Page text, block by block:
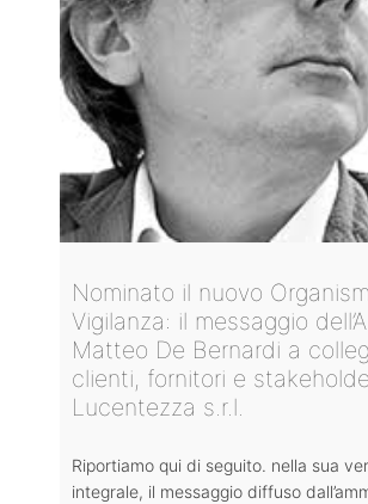
Nominato il nuovo
Vigilanza: il messaggio
Matteo De Bernardi a
clienti, fornitori e
Lucentezza s.r.l.
Riportiamo qui di seguito. nella sua
integrale, il messaggio diffuso